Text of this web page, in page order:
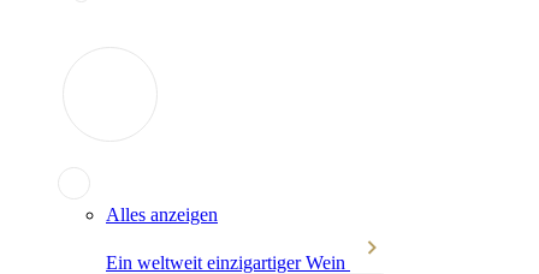
Alles anzeigen
Ein weltweit einzigartiger Wein